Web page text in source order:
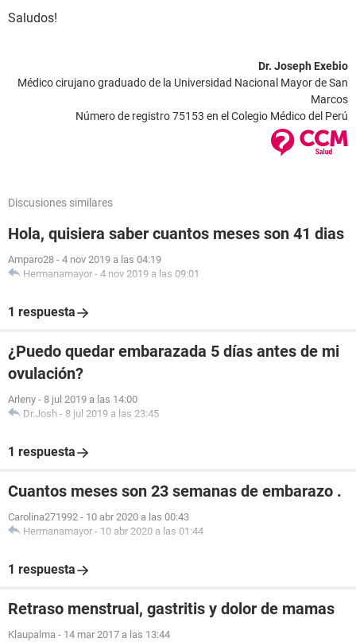
Saludos!
Dr. Joseph Exebio
Médico cirujano graduado de la Universidad Nacional Mayor de San
Marcos
Número de registro 75153 en el Colegio Médico del Perú
Discusiones similares
Hola, quisiera saber cuantos meses son 41 dias
Amparo28 - 4 nov 2019 a las 04:19
Hermanamayor - 4 nov 2019 a las 09:01
1 respuesta
¿Puedo quedar embarazada 5 días antes de mi
ovulación?
Arleny - 8 jul 2019 a las 14:00
Dr.Josh - 8 jul 2019 a las 23:45
1 respuesta
Cuantos meses son 23 semanas de embarazo .
Carolina271992 - 10 abr 2020 a las 00:43
Hermanamayor - 10 abr 2020 a las 01:44
1 respuesta
Retraso menstrual, gastritis y dolor de mamas
Klaupalma - 14 mar 2017 a las 13:44